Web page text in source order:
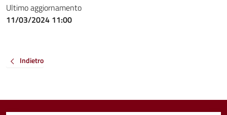
Ultimo aggiornamento
11/03/2024 11:00
Indietro